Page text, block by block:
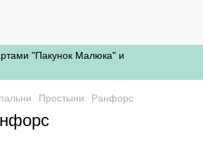
"Пакунок Малюка" и
Простыни Ранфорс